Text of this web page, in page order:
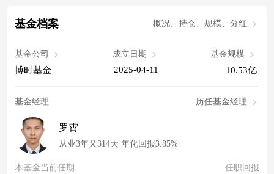
基金档案 概况、持仓、规模、分红
基金公司
博时基金
成立日期
2025-04-11
基金规模
10.53亿
基金经理 历任基金经理
罗霄
从业3年又314天 年化回报3.85%
本基金当前任期 任职回报